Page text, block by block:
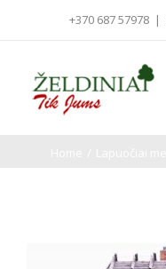
+370 687 57978 |